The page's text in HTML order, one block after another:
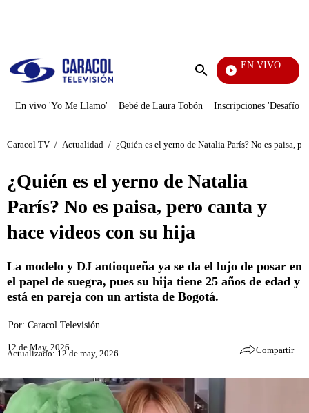
Enviar
EN VIVO
En vivo 'Yo Me Llamo' Bebé de Laura Tobón Inscripciones 'Desafío'
Caracol TV / Actualidad / ¿Quién es el yerno de Natalia París? No es paisa,
¿Quién es el yerno de Natalia
París? No es paisa, pero canta y
hace videos con su hija
La modelo y DJ antioqueña ya se da el lujo de posar en
el papel de suegra, pues su hija tiene 25 años de edad y
está en pareja con un artista de Bogotá.
Por: Caracol Televisión
12 de May, 2026
Actualizado: 12 de may, 2026 Compartir